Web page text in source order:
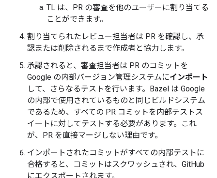
TL は、PR の審査を他のユーザーに割り当てる
ことができます。
割り当てられたレビュー担当者は PR を確認し、承
認または削除されるまで作成者と協力します。
承認されると、審査担当者は PR のコミットを
Google の内部バージョン管理システムにインポート
して、さらなるテストを行います。Bazel は Google
の内部で使用されているものと同じビルドシステム
であるため、すべての PR コミットを内部テストス
イートに対してテストする必要があります。これ
が、PR を直接マージしない理由です。
インポートされたコミットがすべての内部テストに
合格すると、コミットはスクワッシュされ、GitHub
にエクスポートされます。